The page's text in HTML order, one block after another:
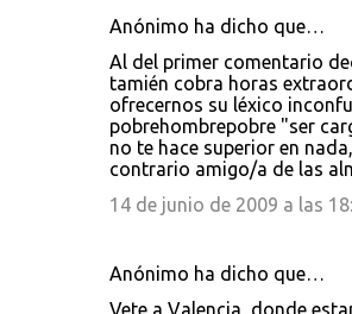
Anónimo ha dicho que…
Al del primer comentario
tamién cobra horas
ofrecernos su léxico
pobrehombrepobre "ser
no te hace superior en
contrario amigo/a de las
14 de junio de 2009 a las
Anónimo ha dicho que…
Vete a Valencia, donde